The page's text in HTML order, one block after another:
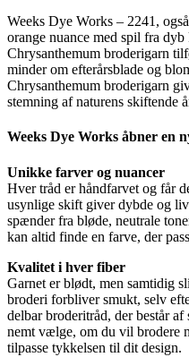
Weeks Dye Works – 2241,
orange nuance med spil fra
Chrysanthemum broderigarn
minder om efterårsblade og
Chrysanthemum broderigarn
stemning af naturens skiftende
Weeks Dye Works åbner en
Unikke farver og nuancer
Hver tråd er håndfarvet og får
usynlige skift giver dybde og
spænder fra bløde, neutrale
kan altid finde en farve, der
Kvalitet i hver fiber
Garnet er blødt, men samtidig
broderi forbliver smukt, selv
delbar broderitråd, der består af
nemt vælge, om du vil brodere
tilpasse tykkelsen til dit design.